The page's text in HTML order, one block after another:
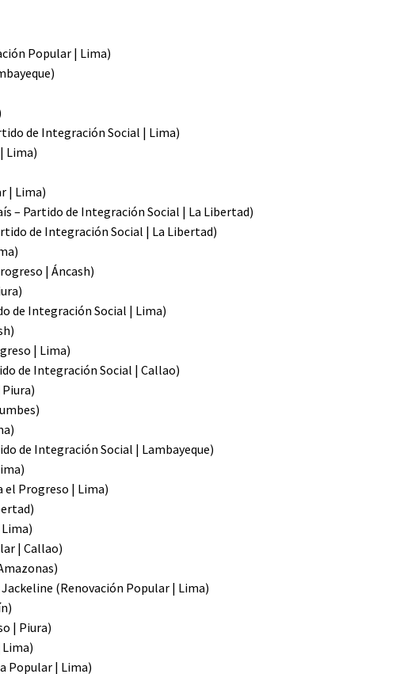
Popular | Lima)
de Integración Social | Lima)
Lima)
| Lima)
– Partido de Integración Social | La Libertad)
de Integración Social | La Libertad)
| Áncash)
de Integración Social | Lima)
| Lima)
de Integración Social | Callao)
de Integración Social | Lambayeque)
el Progreso | Lima)
| Callao)
(Renovación Popular | Lima)
| Piura)
Popular | Lima)